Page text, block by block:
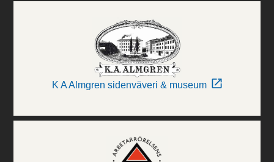
K A Almgren sidenväveri & museum